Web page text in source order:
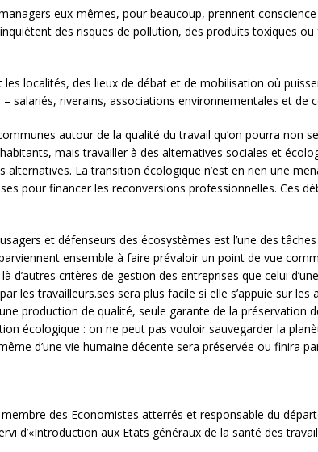
eux-mêmes, pour beaucoup, prennent
des risques de pollution, des produits toxiques
localités, des lieux de débat et de mobilisation où
salariés, riverains, associations environnementales et de
autour de la qualité du travail qu’on pourra non
mais travailler à des alternatives sociales et
La transition écologique n’est en rien une
pour financer les reconversions professionnelles. Ces
et défenseurs des écosystèmes est l’une des
ensemble à faire prévaloir un point de vue
d’autres critères de gestion des entreprises que celui
les travailleurs.ses sera plus facile si elle s’appuie sur
production de qualité, seule garante de la préservation
écologique : on ne peut pas vouloir sauvegarder la
d’une vie humaine décente sera préservée ou finira
des Economistes atterrés et responsable du
d’«Introduction aux Etats généraux de la santé des